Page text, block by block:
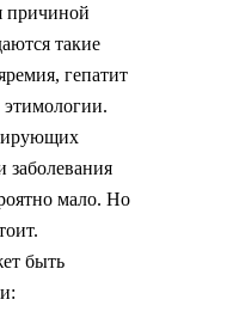
причиной
такие
гепатит
заболевания
мало. Но
быть